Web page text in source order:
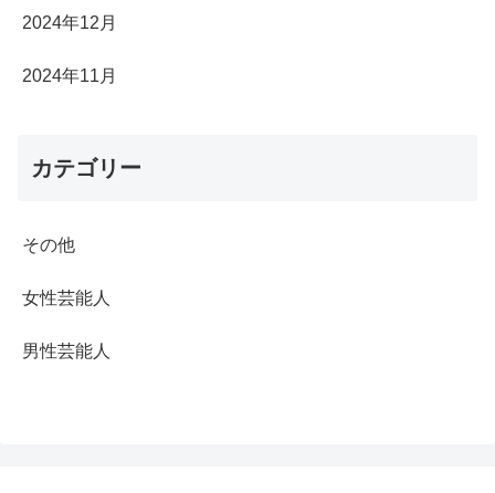
2024年12月
2024年11月
カテゴリー
その他
女性芸能人
男性芸能人